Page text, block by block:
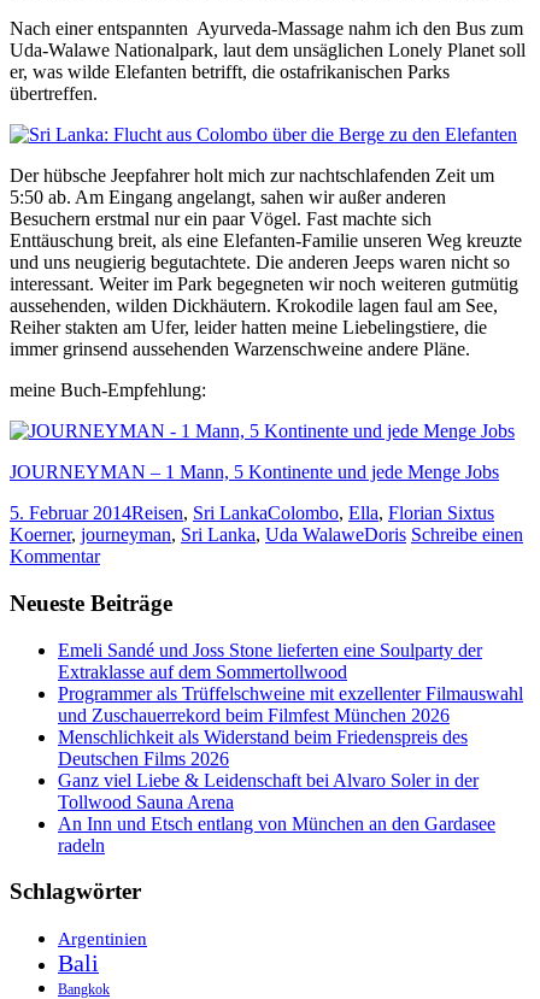
Nach einer entspannten Ayurveda-Massage nahm ich den Bus zum
Uda-Walawe Nationalpark, laut dem unsäglichen Lonely Planet soll
er, was wilde Elefanten betrifft, die ostafrikanischen Parks
übertreffen.
Der hübsche Jeepfahrer holt mich zur nachtschlafenden Zeit um
5:50 ab. Am Eingang angelangt, sahen wir außer anderen
Besuchern erstmal nur ein paar Vögel. Fast machte sich
Enttäuschung breit, als eine Elefanten-Familie unseren Weg kreuzte
und uns neugierig begutachtete. Die anderen Jeeps waren nicht so
interessant. Weiter im Park begegneten wir noch weiteren gutmütig
aussehenden, wilden Dickhäutern. Krokodile lagen faul am See,
Reiher stakten am Ufer, leider hatten meine Liebelingstiere, die
immer grinsend aussehenden Warzenschweine andere Pläne.
meine Buch-Empfehlung:
JOURNEYMAN – 1 Mann, 5 Kontinente und jede Menge Jobs
5. Februar 2014Reisen, Sri LankaColombo, Ella, Florian Sixtus
Koerner, journeyman, Sri Lanka, Uda WalaweDoris Schreibe einen
Kommentar
Neueste Beiträge
Emeli Sandé und Joss Stone lieferten eine Soulparty der
Extraklasse auf dem Sommertollwood
Programmer als Trüffelschweine mit exzellenter Filmauswahl
und Zuschauerrekord beim Filmfest München 2026
Menschlichkeit als Widerstand beim Friedenspreis des
Deutschen Films 2026
Ganz viel Liebe & Leidenschaft bei Alvaro Soler in der
Tollwood Sauna Arena
An Inn und Etsch entlang von München an den Gardasee
radeln
Schlagwörter
Argentinien
Bali
Bangkok